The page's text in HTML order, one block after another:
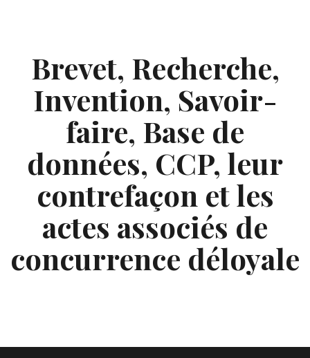
Brevet, Recherche,
Invention, Savoir-
faire, Base de
données, CCP, leur
contrefaçon et les
actes associés de
concurrence déloyale